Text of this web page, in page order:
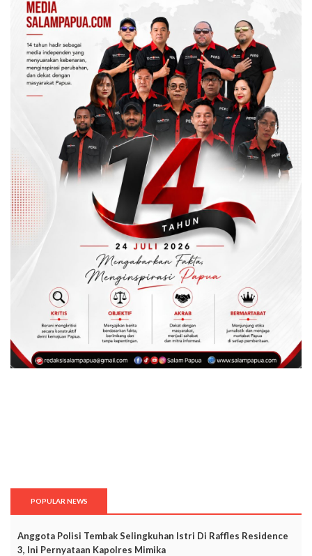
POPULAR NEWS
Anggota Polisi Tembak Selingkuhan Istri Di Raffles Residence
3, Ini Pernyataan Kapolres Mimika